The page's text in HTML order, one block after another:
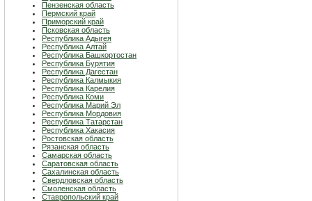
Пензенская область
Пермский край
Приморский край
Псковская область
Республика Адыгея
Республика Алтай
Республика Башкортостан
Республика Бурятия
Республика Дагестан
Республика Калмыкия
Республика Карелия
Республика Коми
Республика Марий Эл
Республика Мордовия
Республика Татарстан
Республика Хакасия
Ростовская область
Рязанская область
Самарская область
Саратовская область
Сахалинская область
Свердловская область
Смоленская область
Ставропольский край